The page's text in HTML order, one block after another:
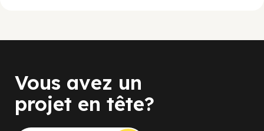
Vous avez un
projet en tête?